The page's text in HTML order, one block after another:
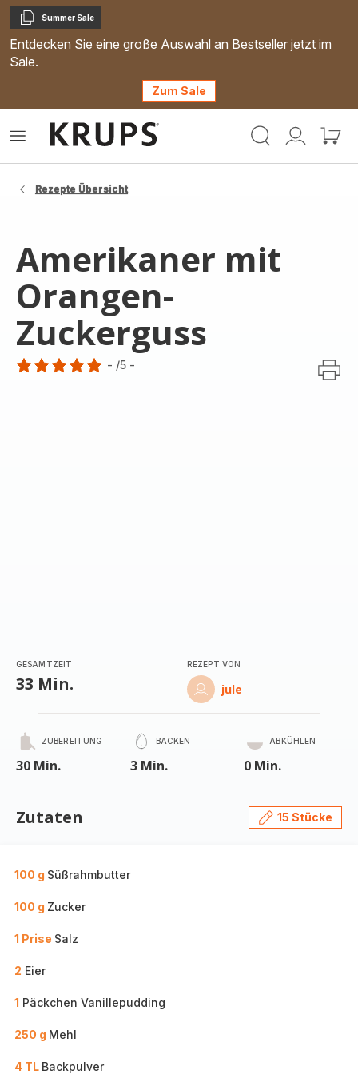
Kopieren
Summer Sale
Entdecken Sie eine große Auswahl an Bestseller jetzt im
Sale.
Zum Sale
Mein
Mein
Das
Rezepte Übersicht
Amerikaner mit
Orangen-
Zuckerguss
- /5 -
GESAMTZEIT
33 Min.
REZEPT VON
jule
ZUBEREITUNG
30 Min.
BACKEN
3 Min.
ABKÜHLEN
0 Min.
Zutaten 15 Stücke
100 g Süßrahmbutter
100 g Zucker
1 Prise Salz
2 Eier
1 Päckchen Vanillepudding
250 g Mehl
4 TL Backpulver